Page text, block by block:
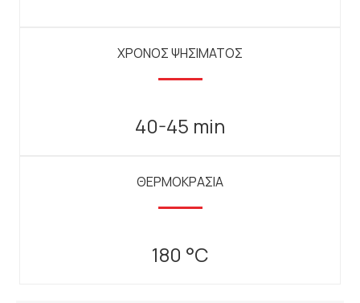
ΧΡΟΝΟΣ ΨΗΣΙΜΑΤΟΣ
40-45 min
ΘΕΡΜΟΚΡΑΣΙΑ
180 °C